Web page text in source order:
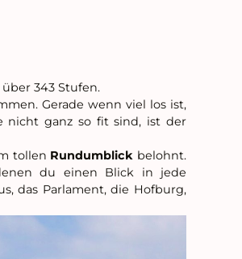
über 343 Stufen.
Gerade wenn viel los ist,
nicht ganz so fit sind, ist der
tollen Rundumblick belohnt.
du einen Blick in jede
das Parlament, die Hofburg,